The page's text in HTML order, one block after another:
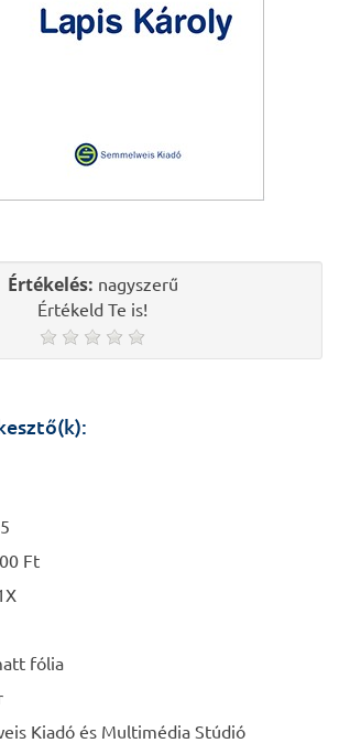
Értékelés: nagyszerű
Értékeld Te is!
Ft
fólia
Kiadó és Multimédia Stúdió